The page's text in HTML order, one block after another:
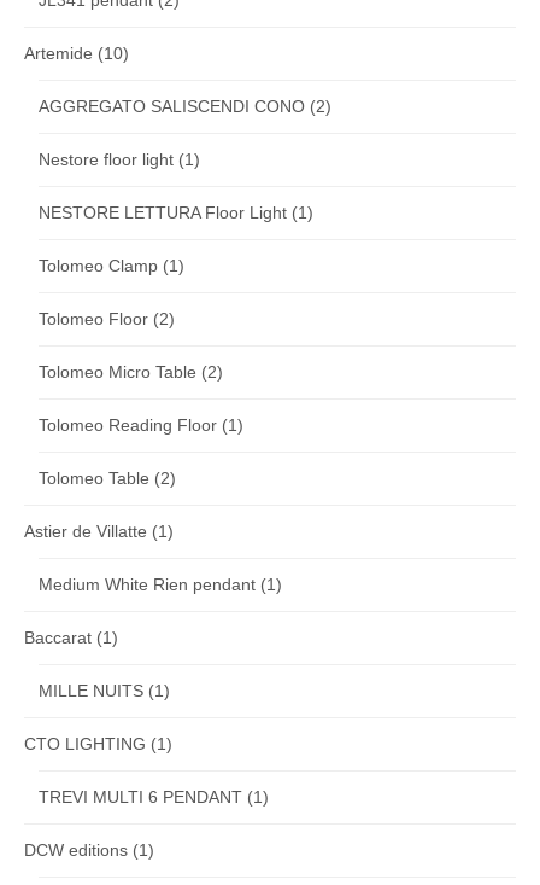
Artemide (10)
AGGREGATO SALISCENDI CONO (2)
Nestore floor light (1)
NESTORE LETTURA Floor Light (1)
Tolomeo Clamp (1)
Tolomeo Floor (2)
Tolomeo Micro Table (2)
Tolomeo Reading Floor (1)
Tolomeo Table (2)
Astier de Villatte (1)
Medium White Rien pendant (1)
Baccarat (1)
MILLE NUITS (1)
CTO LIGHTING (1)
TREVI MULTI 6 PENDANT (1)
DCW editions (1)